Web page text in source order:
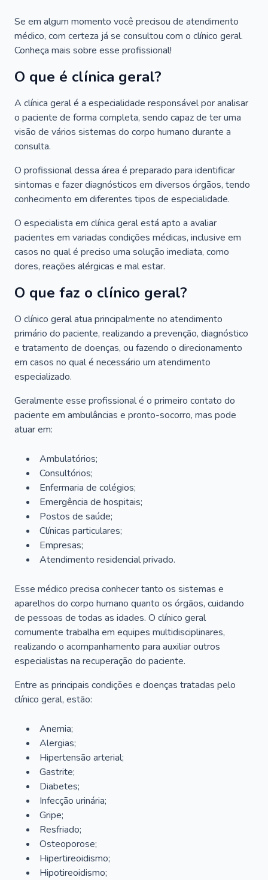
Se em algum momento você precisou de atendimento
médico, com certeza já se consultou com o clínico geral.
Conheça mais sobre esse profissional!
O que é clínica geral?
A clínica geral é a especialidade responsável por analisar
o paciente de forma completa, sendo capaz de ter uma
visão de vários sistemas do corpo humano durante a
consulta.
O profissional dessa área é preparado para identificar
sintomas e fazer diagnósticos em diversos órgãos, tendo
conhecimento em diferentes tipos de especialidade.
O especialista em clínica geral está apto a avaliar
pacientes em variadas condições médicas, inclusive em
casos no qual é preciso uma solução imediata, como
dores, reações alérgicas e mal estar.
O que faz o clínico geral?
O clínico geral atua principalmente no atendimento
primário do paciente, realizando a prevenção, diagnóstico
e tratamento de doenças, ou fazendo o direcionamento
em casos no qual é necessário um atendimento
especializado.
Geralmente esse profissional é o primeiro contato do
paciente em ambulâncias e pronto-socorro, mas pode
atuar em:
Ambulatórios;
Consultórios;
Enfermaria de colégios;
Emergência de hospitais;
Postos de saúde;
Clínicas particulares;
Empresas;
Atendimento residencial privado.
Esse médico precisa conhecer tanto os sistemas e
aparelhos do corpo humano quanto os órgãos, cuidando
de pessoas de todas as idades. O clínico geral
comumente trabalha em equipes multidisciplinares,
realizando o acompanhamento para auxiliar outros
especialistas na recuperação do paciente.
Entre as principais condições e doenças tratadas pelo
clínico geral, estão:
Anemia;
Alergias;
Hipertensão arterial;
Gastrite;
Diabetes;
Infecção urinária;
Gripe;
Resfriado;
Osteoporose;
Hipertireoidismo;
Hipotireoidismo;